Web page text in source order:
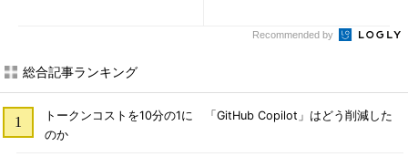
Recommended by
総合記事ランキング
トークンコストを10分の1に 「GitHub Copilot」はどう削減した
のか